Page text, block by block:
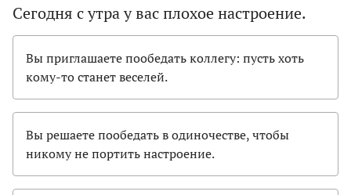
Сегодня с утра у вас плохое настроение.
Вы приглашаете пообедать коллегу: пусть хоть
кому-то станет веселей.
Вы решаете пообедать в одиночестве, чтобы
никому не портить настроение.